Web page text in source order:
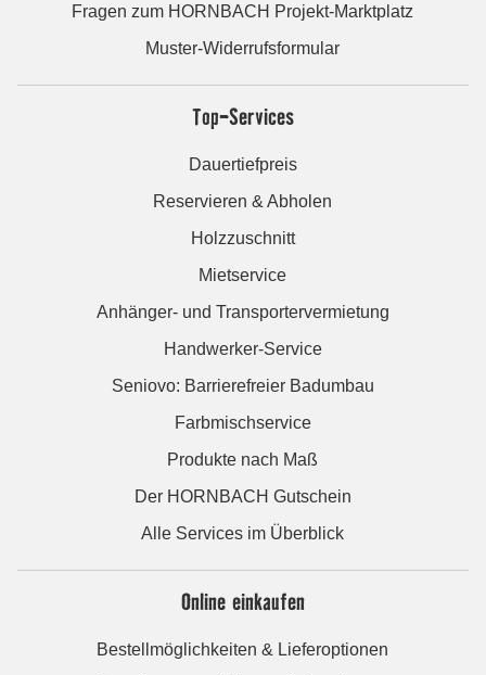
Fragen zum HORNBACH Projekt-Marktplatz
Muster-Widerrufsformular
Top-Services
Dauertiefpreis
Reservieren & Abholen
Holzzuschnitt
Mietservice
Anhänger- und Transportervermietung
Handwerker-Service
Seniovo: Barrierefreier Badumbau
Farbmischservice
Produkte nach Maß
Der HORNBACH Gutschein
Alle Services im Überblick
Online einkaufen
Bestellmöglichkeiten & Lieferoptionen